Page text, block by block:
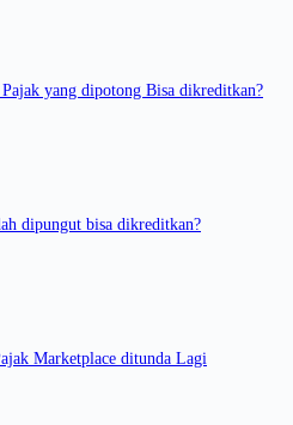
yang dipotong Bisa dikreditkan?
dipungut bisa dikreditkan?
Marketplace ditunda Lagi